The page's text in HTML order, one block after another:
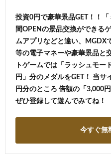
投資0円で豪華景品GET！！
間OPENの景品交換ができる
ムアプリなどと違い、MGDX
等の電子マネーや豪華景品と
トゲームでは「ラッシュモー
円」分のメダルをGET！ 当
円分のところ 倍額の「3,000
ぜひ登録して遊んでみてね！
今すぐ無